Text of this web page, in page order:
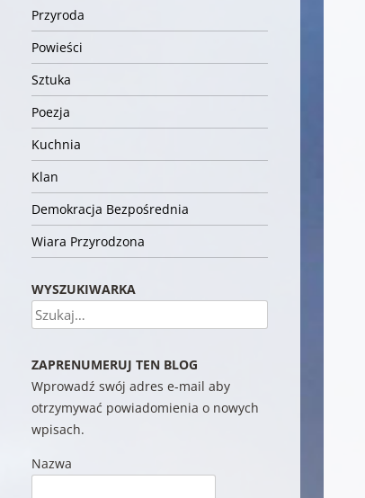
Przyroda
Powieści
Sztuka
Poezja
Kuchnia
Klan
Demokracja Bezpośrednia
Wiara Przyrodzona
WYSZUKIWARKA
Szukaj
ZAPRENUMERUJ TEN BLOG
Wprowadź swój adres e-mail aby
otrzymywać powiadomienia o nowych
wpisach.
Nazwa